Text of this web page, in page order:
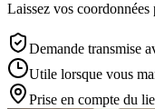
Laissez vos
Demande transmise
Utile lorsque vous
Prise en compte du